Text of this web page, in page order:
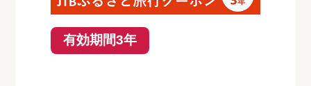
有効期間3年